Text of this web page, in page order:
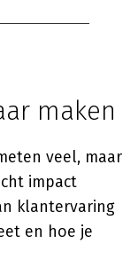
maken
veel, maar
impact
klantervaring
en hoe je